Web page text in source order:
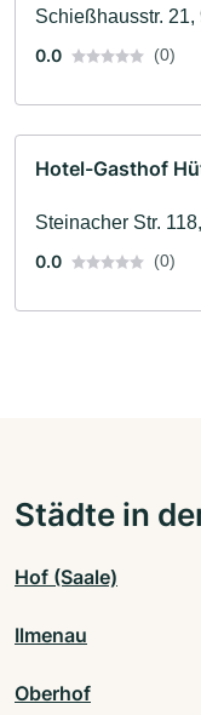
Schießhausstr.
0.0
(0)
Hotel-Gasthof
Steinacher Str.
0.0
(0)
Städte in
Hof (Saale)
Ilmenau
Oberhof